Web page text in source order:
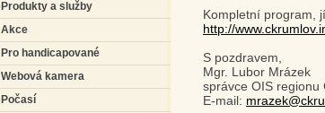
Kompletní program,
http://
S pozdravem,
Mgr. Lubor Mrázek
správce OIS regionu
E-mail:
Produkty a služby
Akce
Pro handicapované
Webová kamera
Počasí